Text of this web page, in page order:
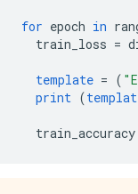
for epoch in
train_loss =
template = (
print (
train_accuracy